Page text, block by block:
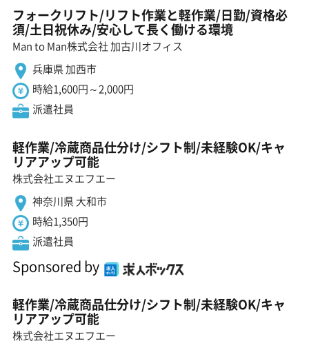
フォークリフト/リフト作業と軽作業/日勤/資格必
須/土日祝休み/安心して長く働ける環境
Man to Man株式会社 加古川オフィス
兵庫県 加西市
時給1,600円～2,000円
派遣社員
軽作業/冷蔵商品仕分け/シフト制/未経験OK/キャ
リアアップ可能
株式会社エヌエフエー
神奈川県 大和市
時給1,350円
派遣社員
Sponsored by
軽作業/冷蔵商品仕分け/シフト制/未経験OK/キャ
リアアップ可能
株式会社エヌエフエー